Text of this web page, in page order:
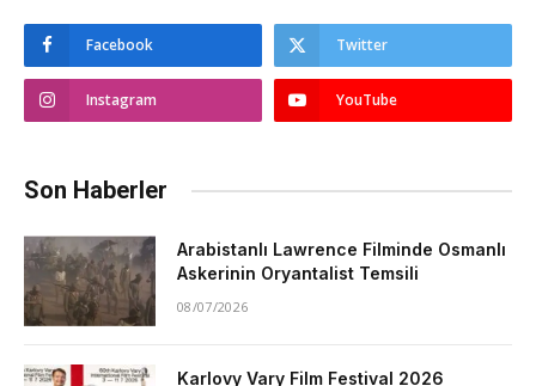
Facebook Twitter
Instagram YouTube
Son Haberler
Arabistanlı Lawrence Filminde Osmanlı
Askerinin Oryantalist Temsili
08/07/2026
Karlovy Vary Film Festival 2026